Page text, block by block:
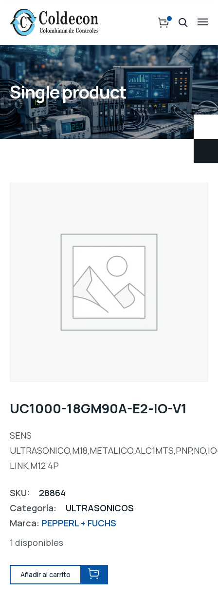
Single product
UC1000-18GM90A-E2-IO-V1
SENS
LINK,M12 4P
SKU:
28864
Categoría:
ULTRASONICOS
Marca: PEPPERL + FUCHS
1 disponibles
Añadir al carrito